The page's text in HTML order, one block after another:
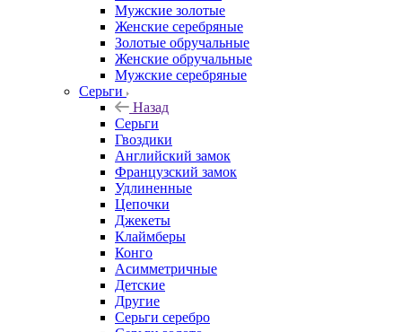
Мужские золотые
Женские серебряные
Золотые обручальные
Женские обручальные
Мужские серебряные
Серьги
Назад
Серьги
Гвоздики
Английский замок
Французский замок
Удлиненные
Цепочки
Джекеты
Клаймберы
Конго
Асимметричные
Детские
Другие
Серьги серебро